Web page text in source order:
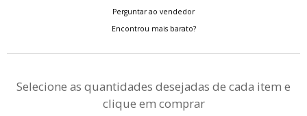
Perguntar ao vendedor
Encontrou mais barato?
Selecione as quantidades desejadas de cada item e
clique em comprar